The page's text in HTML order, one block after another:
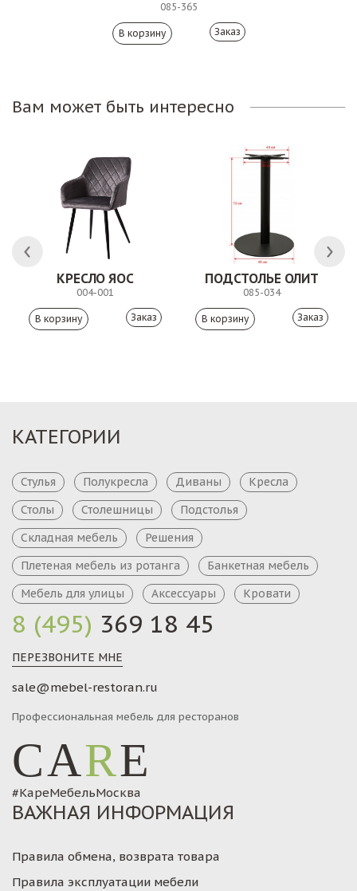
085-365
Заказ
Вам может быть интересно
КРЕСЛО ЯОС
004-001
Заказ
ПОДСТОЛЬЕ ОЛИТ
085-034
Заказ
8 (495) 369 18 45
ПЕРЕЗВОНИТЕ МНЕ
sale@mebel-restoran.ru
Профессиональная мебель для ресторанов
CARE
#КареМебельМосква
КАТЕГОРИИ
Стулья Полукресла Диваны
Кресла
Столы
Столешницы
Подстолья
Складная мебель
Решения
Плетеная мебель из ротанга
Банкетная мебель
Мебель для улицы
Аксессуары Кровати
ВАЖНАЯ ИНФОРМАЦИЯ
Правила обмена, возврата товара
Правила эксплуатации мебели